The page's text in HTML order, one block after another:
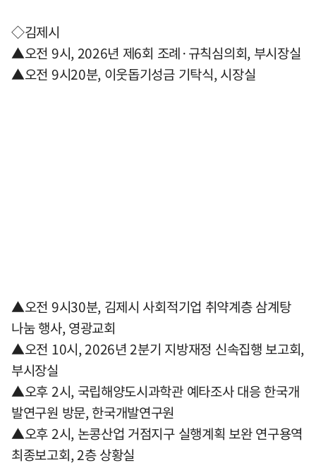
◇김제시
▲오전 9시, 2026년 제6회 조례·규칙심의회, 부시장실
▲오전 9시20분, 이웃돕기성금 기탁식, 시장실
▲오전 9시30분, 김제시 사회적기업 취약계층 삼계탕
나눔 행사, 영광교회
▲오전 10시, 2026년 2분기 지방재정 신속집행 보고회,
부시장실
▲오후 2시, 국립해양도시과학관 예타조사 대응 한국개
발연구원 방문, 한국개발연구원
▲오후 2시, 논콩산업 거점지구 실행계획 보완 연구용역
최종보고회, 2층 상황실